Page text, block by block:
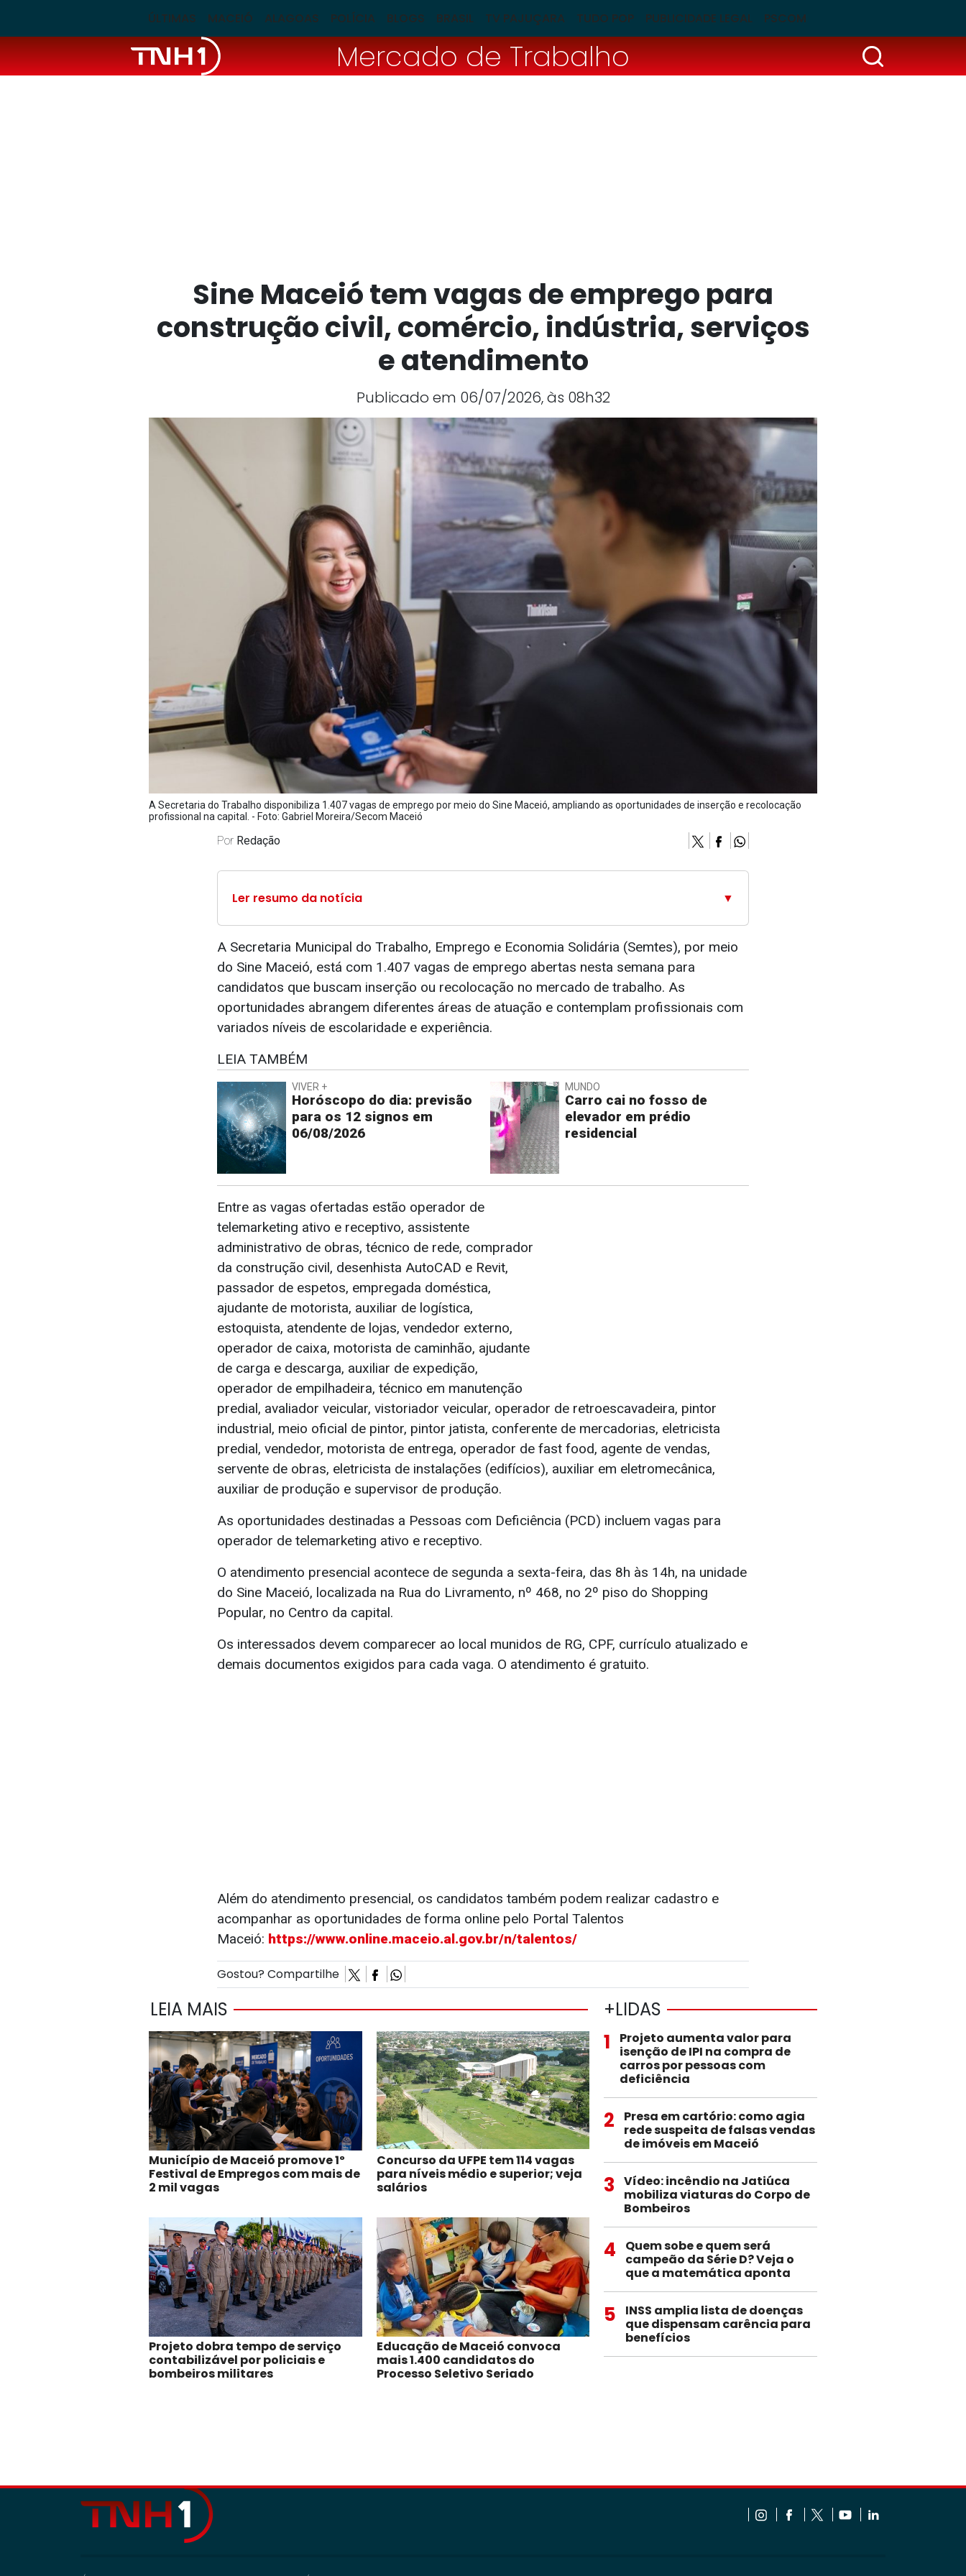
ÚLTIMAS MACEIÓ ALAGOAS POLÍCIA BLOGS BRASIL TV PAJUÇARA TUDO POP PUBLICIDADE LEGAL PSCOM
Mercado de Trabalho
Sine Maceió tem vagas de emprego para
construção civil, comércio, indústria, serviços
e atendimento
Publicado em 06/07/2026, às 08h32
A Secretaria do Trabalho disponibiliza 1.407 vagas de emprego por meio do Sine Maceió, ampliando as oportunidades de inserção e recolocação
profissional na capital. - Foto: Gabriel Moreira/Secom Maceió
Por Redação
Ler resumo da notícia ▼
A Secretaria Municipal do Trabalho, Emprego e Economia Solidária (Semtes), por meio
do Sine Maceió, está com 1.407 vagas de emprego abertas nesta semana para
candidatos que buscam inserção ou recolocação no mercado de trabalho. As
oportunidades abrangem diferentes áreas de atuação e contemplam profissionais com
variados níveis de escolaridade e experiência.
LEIA TAMBÉM
VIVER +
Horóscopo do dia: previsão
para os 12 signos em
06/08/2026
MUNDO
Carro cai no fosso de
elevador em prédio
residencial
Entre as vagas ofertadas estão operador de
telemarketing ativo e receptivo, assistente
administrativo de obras, técnico de rede, comprador
da construção civil, desenhista AutoCAD e Revit,
passador de espetos, empregada doméstica,
ajudante de motorista, auxiliar de logística,
estoquista, atendente de lojas, vendedor externo,
operador de caixa, motorista de caminhão, ajudante
de carga e descarga, auxiliar de expedição,
operador de empilhadeira, técnico em manutenção
predial, avaliador veicular, vistoriador veicular, operador de retroescavadeira, pintor
industrial, meio oficial de pintor, pintor jatista, conferente de mercadorias, eletricista
predial, vendedor, motorista de entrega, operador de fast food, agente de vendas,
servente de obras, eletricista de instalações (edifícios), auxiliar em eletromecânica,
auxiliar de produção e supervisor de produção.
As oportunidades destinadas a Pessoas com Deficiência (PCD) incluem vagas para
operador de telemarketing ativo e receptivo.
O atendimento presencial acontece de segunda a sexta-feira, das 8h às 14h, na unidade
do Sine Maceió, localizada na Rua do Livramento, nº 468, no 2º piso do Shopping
Popular, no Centro da capital.
Os interessados devem comparecer ao local munidos de RG, CPF, currículo atualizado e
demais documentos exigidos para cada vaga. O atendimento é gratuito.
Além do atendimento presencial, os candidatos também podem realizar cadastro e
acompanhar as oportunidades de forma online pelo Portal Talentos
Maceió: https://www.online.maceio.al.gov.br/n/talentos/
Gostou? Compartilhe
LEIA MAIS
Município de Maceió promove 1º
Festival de Empregos com mais de
2 mil vagas
Concurso da UFPE tem 114 vagas
para níveis médio e superior; veja
salários
Projeto dobra tempo de serviço
contabilizável por policiais e
bombeiros militares
Educação de Maceió convoca
mais 1.400 candidatos do
Processo Seletivo Seriado
+LIDAS
1
Projeto aumenta valor para
isenção de IPI na compra de
carros por pessoas com
deficiência
2
Presa em cartório: como agia
rede suspeita de falsas vendas
de imóveis em Maceió
3
Vídeo: incêndio na Jatiúca
mobiliza viaturas do Corpo de
Bombeiros
4
Quem sobe e quem será
campeão da Série D? Veja o
que a matemática aponta
5
INSS amplia lista de doenças
que dispensam carência para
benefícios